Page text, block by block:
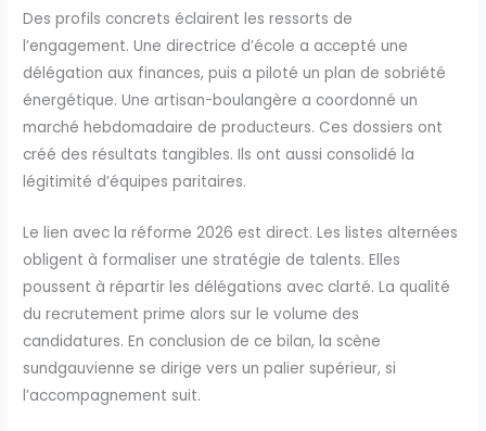
Des profils concrets éclairent les ressorts de
l’engagement. Une directrice d’école a accepté une
délégation aux finances, puis a piloté un plan de sobriété
énergétique. Une artisan-boulangère a coordonné un
marché hebdomadaire de producteurs. Ces dossiers ont
créé des résultats tangibles. Ils ont aussi consolidé la
légitimité d’équipes paritaires.
Le lien avec la réforme 2026 est direct. Les listes alternées
obligent à formaliser une stratégie de talents. Elles
poussent à répartir les délégations avec clarté. La qualité
du recrutement prime alors sur le volume des
candidatures. En conclusion de ce bilan, la scène
sundgauvienne se dirige vers un palier supérieur, si
l’accompagnement suit.